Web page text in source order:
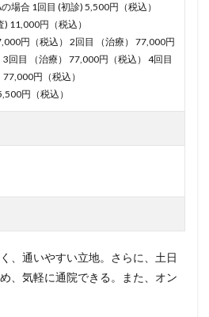
場合 1回目 (初診) 5,500円（税込）
) 11,000円（税込）
円（税込） 2回目 （治療） 77,000円
3回目 （治療） 77,000円（税込） 4回目
77,000円（税込）
円（税込）
、通いやすい立地。さらに、土日
、気軽に通院できる。また、オン